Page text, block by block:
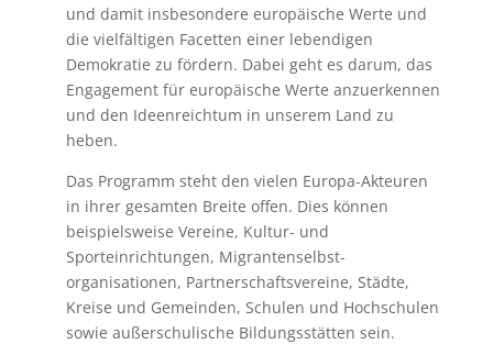
und damit insbesondere europäische Werte und
die vielfältigen Facetten einer lebendigen
Demokratie zu fördern. Dabei geht es darum, das
Engagement für europäische Werte anzuerkennen
und den Ideenreichtum in unserem Land zu
heben.
Das Programm steht den vielen Europa-Akteuren
in ihrer gesamten Breite offen. Dies können
beispielsweise Vereine, Kultur- und
Sporteinrichtungen, Migrantenselbst-
organisationen, Partnerschaftsvereine, Städte,
Kreise und Gemeinden, Schulen und Hochschulen
sowie außerschulische Bildungsstätten sein.